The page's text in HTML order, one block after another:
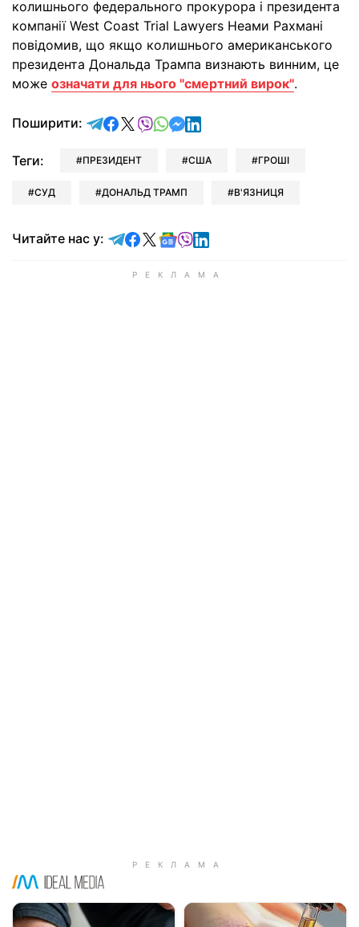
колишнього федерального прокурора і президента
компанії West Coast Trial Lawyers Неами Рахмані
повідомив, що якщо колишнього американського
президента Дональда Трампа визнають винним, це
може означати для нього "смертний вирок".
Поширити: відправити у Telegram
поділитись у Facebook
поділитись у X
відправити у Viber
відправити у Whatsapp
відправити у Messenger
відправити у LinkedIn
Теги: ПРЕЗИДЕНТ США ГРОШІ
СУД ДОНАЛЬД ТРАМП В'ЯЗНИЦЯ
Читайте нас у: Читайте у Telegram
Читайте у Facebook
Читайте у X
Читайте у Google news
Читайте у Viber
Читайте у LinkedIn